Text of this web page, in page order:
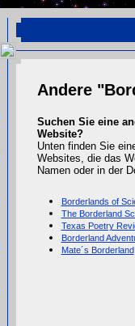
Andere
Suchen Sie eine
Website?
Unten finden Sie
Websites, die das
Namen oder in der
Borderlands of
The Borderland
Texas Poetry
Borderland
Mate´s Borderland